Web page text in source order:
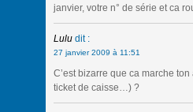
janvier, votre n° de série et ca
Lulu dit :
27 janvier 2009 à 11:51
C’est bizarre que ca marche
ticket de caisse…) ?